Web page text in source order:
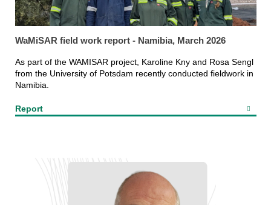
WaMiSAR field work report - Namibia, March 2026
As part of the WAMISAR project, Karoline Kny and Rosa Sengl
from the University of Potsdam recently conducted fieldwork in
Namibia.
Report